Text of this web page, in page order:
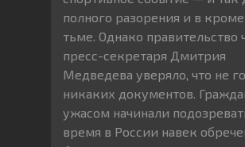
полного разорения и в
тьме. Однако правительство
пресс-секретаря Дмитрия
Медведева уверяло, что не
никаких документов.
ужасом начинали
время в России навек